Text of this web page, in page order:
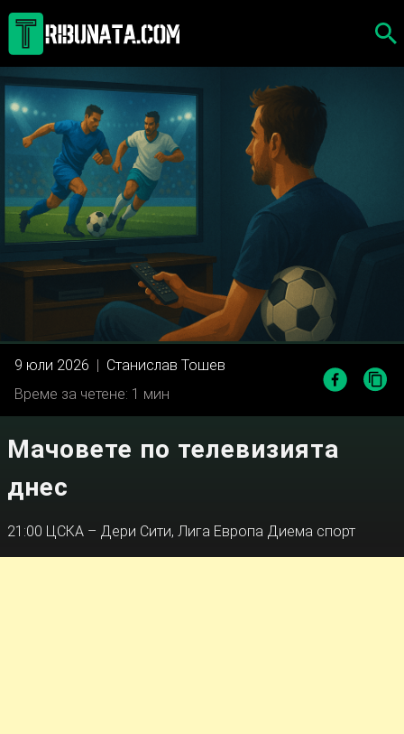
Skip
content
9 юли 2026 | Станислав Тошев
Време за четене: 1 мин
Мачовете по телевизията
днес
21:00 ЦСКА – Дери Сити, Лига Европа Диема спорт